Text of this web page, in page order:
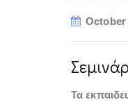
October
Τα